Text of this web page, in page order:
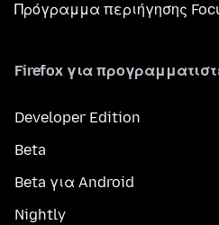
Πρόγραμμα περιήγησης
Firefox για
Developer Edition
Beta
Beta για Android
Nightly